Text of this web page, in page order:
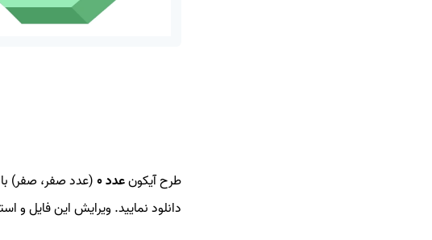
طرح آیکونعدد 0 (عدد صفر، صفر) با
دانلود نمایید. ویرایش این فایل و